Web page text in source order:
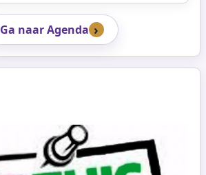
Ga naar Agenda